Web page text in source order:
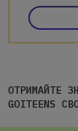
ОТРИМАЙТЕ
GOITEENS